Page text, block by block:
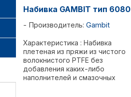
Набивка GAMBIT тип 6080
Производитель: Gambit
Характеристика : Набивка
плетеная из пряжи из чистого
волокнистого PTFE без
добавления каких-либо
наполнителей и смазочных